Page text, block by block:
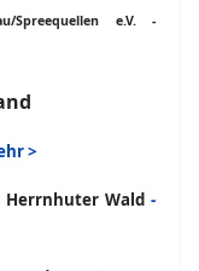
Spreequellen e.V. -
>
Herrnhuter Wald -